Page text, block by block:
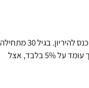
תקופת השיא של פוריות האישה מתרחשת במהלך שנות ה-20 לחייה – זה העשור האידיאלי למי שרוצה להיכנס להיריון. בגיל 30 מתחילה
ירידה הדרגתית בפוריות, ולאחר גיל 35 הדעיכה מואצת אפילו יותר. הסיכוי להיכנס להיריון עדיין אפשרי, אך עומד על 5% בלבד, אצל